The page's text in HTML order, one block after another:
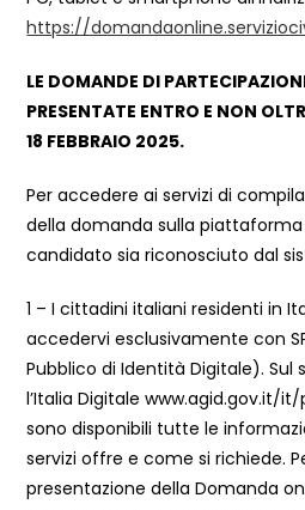
https://
LE DOMANDE DI
PRESENTATE ENTRO E NON
18 FEBBRAIO 2025.
Per accedere ai servizi di
della domanda sulla piattaforma
candidato sia riconosciuto dal
1 – I cittadini italiani residenti in
accedervi esclusivamente con
Pubblico di Identità Digitale). Sul
l’Italia Digitale www.agid.gov.it/
sono disponibili tutte le
servizi offre e come si richiede.
presentazione della Domanda